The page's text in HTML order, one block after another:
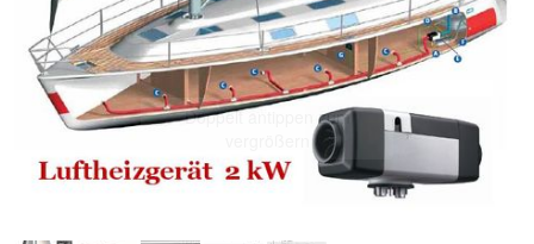
Doppelt antippen zum